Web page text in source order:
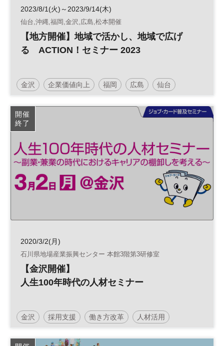
2023/8/1(火)～2023/9/14(木)
仙台,沖縄,福岡,金沢,広島,松本開催
【地方開催】地域で活かし、地域で広げ
る ACTION！セミナー 2023
金沢 企業価値向上 福岡 広島 仙台
人的資本 沖縄
健康経営
開催
終了
2020/3/2(月)
石川県地場産業振興センター 本館3階第3研修室
【金沢開催】
人生100年時代の人材セミナー
金沢 採用支援 働き方改革 人材活用
人生100年時代 セカンドキャリア 参加無料